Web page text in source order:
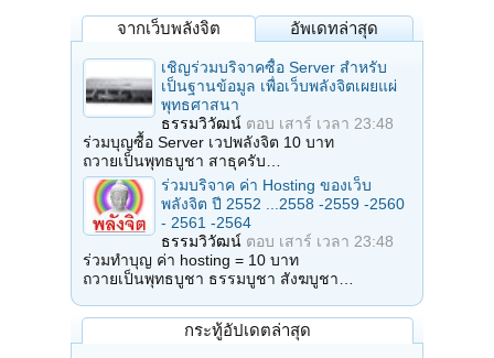
จากเว็บพลังจิต อัพเดทล่าสุด
เชิญร่วมบริจาคซื้อ Server สำหรับ
เป็นฐานข้อมูล เพื่อเว็บพลังจิตเผยแผ่
พุทธศาสนา
ธรรมวิวัฒน์ ตอบ เสาร์ เวลา 23:48
ร่วมบุญซื้อ Server เวปพลังจิต 10 บาท
ถวายเป็นพุทธบูชา สาธุครับ…
ร่วมบริจาค ค่า Hosting ของเว็บ
พลังจิต ปี 2552 ...2558 -2559 -2560
- 2561 -2564
ธรรมวิวัฒน์ ตอบ เสาร์ เวลา 23:48
ร่วมทำบุญ ค่า hosting = 10 บาท
ถวายเป็นพุทธบูชา ธรรมบูชา สังฆบูชา…
กระทู้อัปเดตล่าสุด